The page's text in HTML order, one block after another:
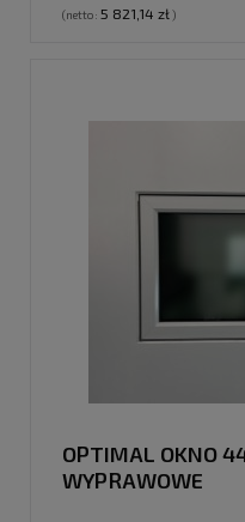
(netto: 5 821,14 zł)
OPTIMAL OKNO
WYPRAWOWE